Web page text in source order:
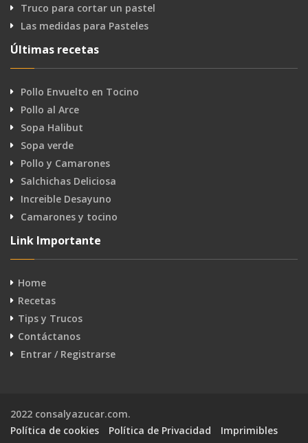
Truco para cortar un pastel
Las medidas para Pasteles
Últimas recetas
Pollo Envuelto en Tocino
Pollo al Arce
Sopa Halibut
Sopa verde
Pollo y Camarones
Salchichas Deliciosa
Increible Desayuno
Camarones y tocino
Link Importante
Home
Recetas
Tips y Trucos
Contáctanos
Entrar / Registrarse
2022 consalyazucar.com.
Política de cookies
Política de Privacidad Imprimibles